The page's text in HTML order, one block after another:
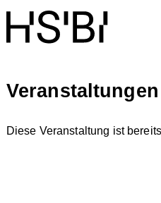
Veranstaltungen
Diese Veranstaltung ist